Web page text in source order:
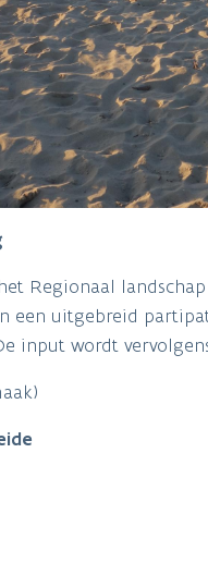
Regionaal
een uitgebreid
input wordt